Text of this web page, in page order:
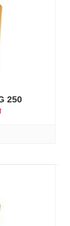
bắn tóe, ít gây
250